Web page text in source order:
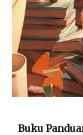
Buku